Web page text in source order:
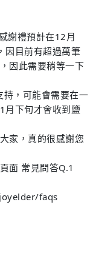
謝禮預計在12月
因目前有超過萬筆
因此需要稍等一下
，可能會需要在一
月下旬才會收到鹽
家，真的很感謝您
面 常見問答Q.1
faqs